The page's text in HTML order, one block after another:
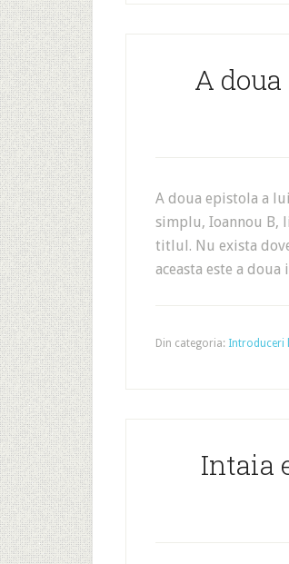
A
A doua epistola a
simplu, Ioannou B,
titlul. Nu exista
aceasta este a
Din categoria: Introduceri
Intaia